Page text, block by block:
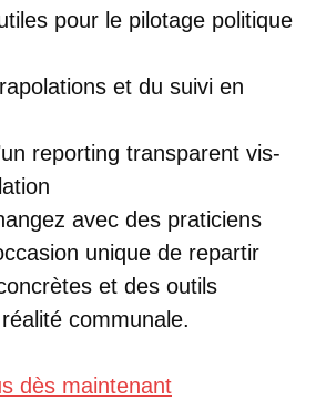
pour le pilotage politique
et du suivi en
reporting transparent vis-
avec des praticiens
unique de repartir
et des outils
communale.
dès maintenant